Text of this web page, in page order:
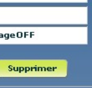
« lampe
domotisée »?